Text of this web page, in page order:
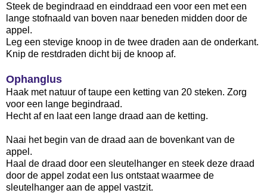
Steek de begindraad en einddraad een voor een met een
lange stofnaald van boven naar beneden midden door de
appel.
Leg een stevige knoop in de twee draden aan de onderkant.
Knip de restdraden dicht bij de knoop af.
Ophanglus
Haak met natuur of taupe een ketting van 20 steken. Zorg
voor een lange begindraad.
Hecht af en laat een lange draad aan de ketting.
Naai het begin van de draad aan de bovenkant van de
appel.
Haal de draad door een sleutelhanger en steek deze draad
door de appel zodat een lus ontstaat waarmee de
sleutelhanger aan de appel vastzit.